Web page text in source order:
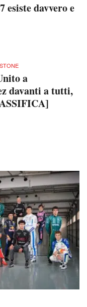
davvero e
a
davanti a tutti,